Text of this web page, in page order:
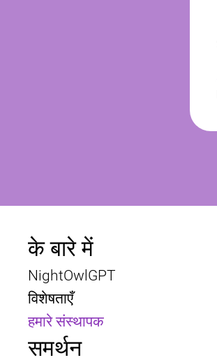
के बारे में
NightOwlGPT
विशेषताएँ
हमारे संस्थापक
समर्थन